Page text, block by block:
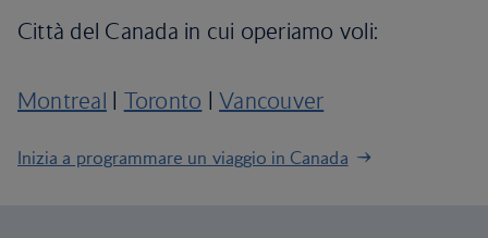
Città del Canada in cui operiamo voli:
Montreal | Toronto |Vancouver
Inizia a programmare un viaggio in Canada